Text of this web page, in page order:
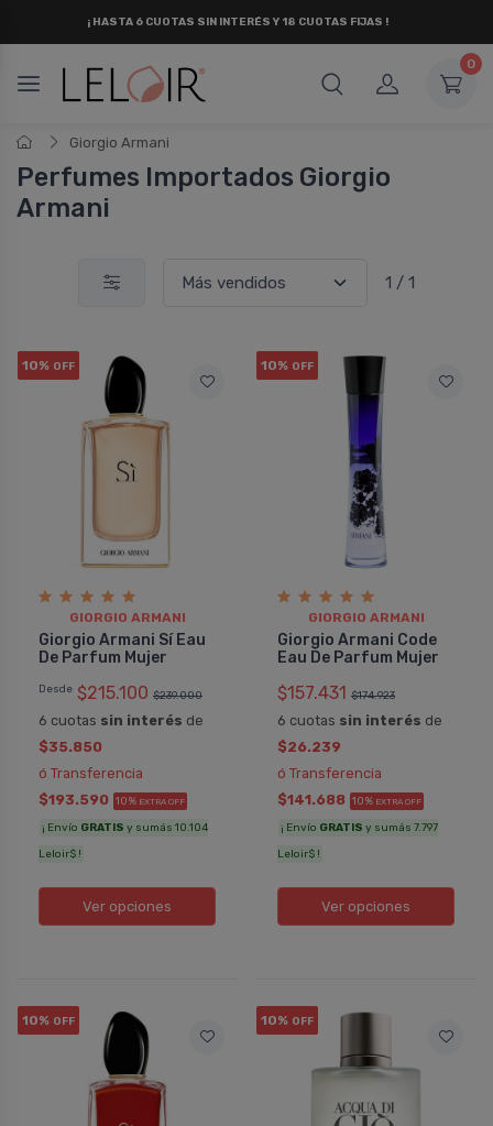
¡ HASTA 6 CUOTAS SIN INTERÉS Y 18 CUOTAS FIJAS !
0
Giorgio Armani
Perfumes Importados Giorgio
Armani
Giorgio Armani Code Eau De
Parfum Mujer
Excelente perfume, desde hace años lo
uso, y siempre mantiene su fragancia
intacta, lo mejor de armani, fresco,
para todas las temporadas.
COMPRAR
GIORGIO ARMANI
Pedido #459850
Giorgio
Mujer
un aroma
sutil. O sea
perfume chipre,
piel. Lo
gran inversión.
COMPRAR
1 / 1
10% OFF
GIORGIO ARMANI
Giorgio Armani Sí Eau
De Parfum Mujer
Desde $215.100 $239.000
6 cuotas sin interés de
$35.850
ó Transferencia
$193.590 10% EXTRA OFF
¡ Envío GRATIS y sumás 10.104
Leloir$ !
Ver opciones
10% OFF
GIORGIO ARMANI
Giorgio Armani Code
Eau De Parfum Mujer
$157.431 $174.923
6 cuotas sin interés de
$26.239
ó Transferencia
$141.688 10% EXTRA OFF
¡ Envío GRATIS y sumás 7.797
Leloir$ !
Ver opciones
10% OFF 10% OFF